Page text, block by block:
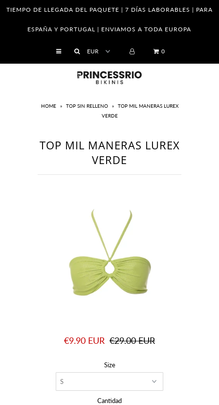
TIEMPO DE LLEGADA DEL PAQUETE | 7 DÍAS LABORABLES | PARA
ESPAÑA Y PORTUGAL | ENVIAMOS A TODA EUROPA
0
HOME » TOP SIN RELLENO »
TOP MIL MANERAS LUREX
VERDE
TOP MIL MANERAS LUREX
VERDE
€9.90 EUR €29.00 EUR
Size
Cantidad
Venta al por mayor
Cambios y Devoluciones